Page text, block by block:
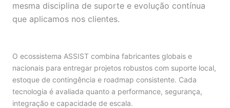
mesma disciplina de suporte e evolução contínua
que aplicamos nos clientes.
O ecossistema ASSIST combina fabricantes globais e
nacionais para entregar projetos robustos com suporte local,
estoque de contingência e roadmap consistente. Cada
tecnologia é avaliada quanto a performance, segurança,
integração e capacidade de escala.